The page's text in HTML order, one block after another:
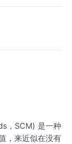
，SCM) 是一种
，来近似在没有